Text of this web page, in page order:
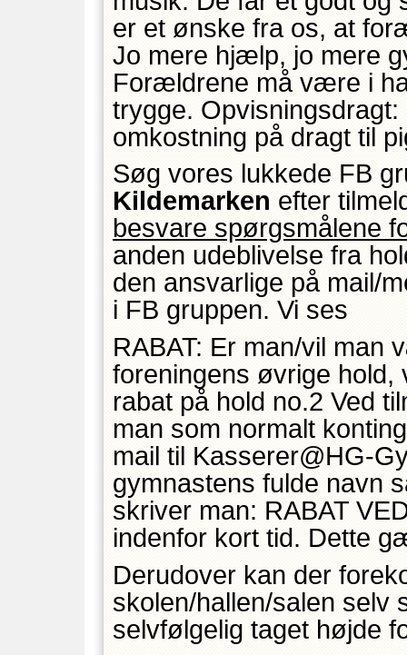
er et ønske fra os, at
Jo mere hjælp, jo mere
Forældrene må være i
trygge.
omkostning på dragt til
Søg vores lukkede FB
Kildemarken efter
besvare spørgsmålene
anden udeblivelse fra
den ansvarlige på mail/
i FB gruppen. Vi ses
RABAT: Er man/vil man
foreningens øvrige hold,
rabat på hold no.2 Ved
man som normalt
mail til Kasserer@HG-
gymnastens fulde navn
skriver man: RABAT
indenfor kort tid. Dette
Derudover kan der
skolen/hallen/salen selv
selvfølgelig taget højde